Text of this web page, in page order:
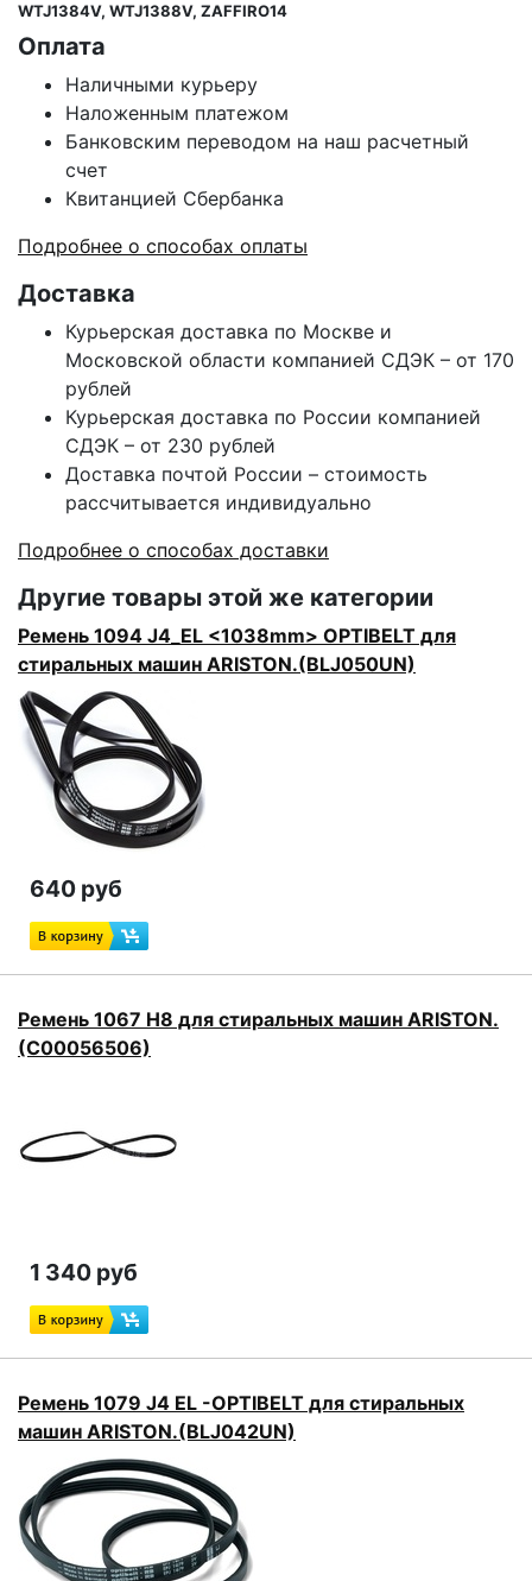
WTJ1384V, WTJ1388V, ZAFFIRO14
Оплата
Наличными курьеру
Наложенным платежом
Банковским переводом на наш расчетный
счет
Квитанцией Сбербанка
Подробнее о способах оплаты
Доставка
Курьерская доставка по Москве и
Московской области компанией СДЭК – от 170
рублей
Курьерская доставка по России компанией
СДЭК – от 230 рублей
Доставка почтой России – стоимость
рассчитывается индивидуально
Подробнее о способах доставки
Другие товары этой же категории
Ремень 1094 J4_EL <1038mm> OPTIBELT для
стиральных машин ARISTON.(BLJ050UN)
640 руб
Ремень 1067 H8 для стиральных машин ARISTON.
(C00056506)
1 340 руб
Ремень 1079 J4 EL -OPTIBELT для стиральных
машин ARISTON.(BLJ042UN)